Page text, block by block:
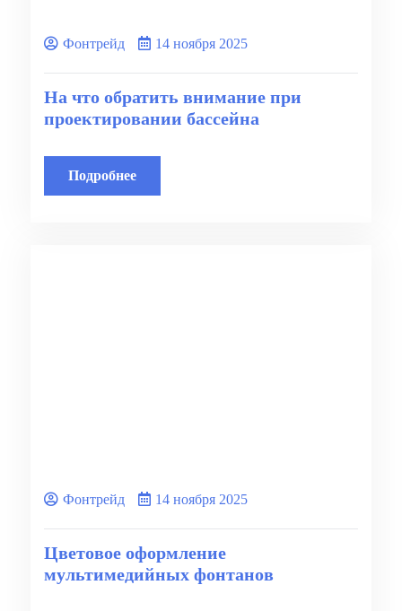
Фонтрейд 14 ноября 2025
На что обратить внимание при
проектировании бассейна
Подробнее
Фонтрейд 14 ноября 2025
Цветовое оформление
мультимедийных фонтанов